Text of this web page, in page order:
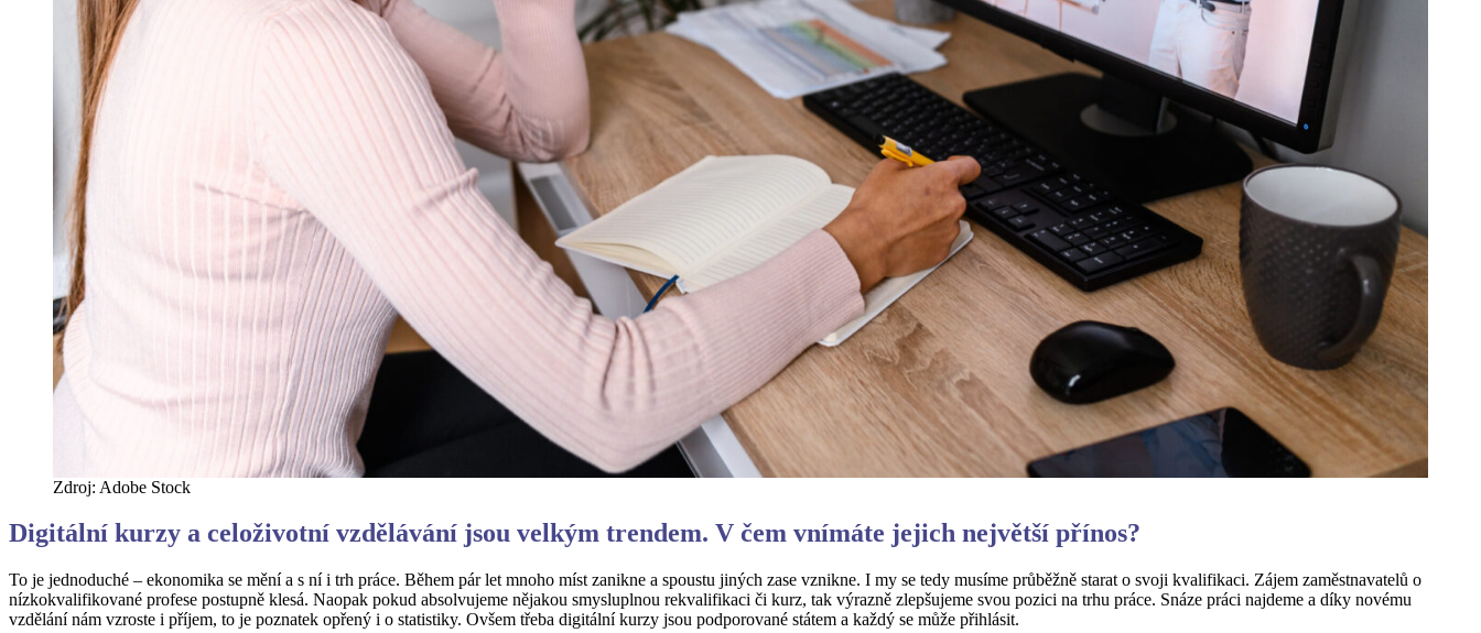
Zdroj: Adobe Stock
Digitální kurzy a celoživotní vzdělávání jsou velkým trendem. V čem vnímáte jejich největší přínos?
To je jednoduché – ekonomika se mění a s ní i trh práce. Během pár let mnoho míst zanikne a spoustu jiných zase vznikne. I my se tedy musíme průběžně starat o svoji kvalifikaci. Zájem zaměstnavatelů o
nízkokvalifikované profese postupně klesá. Naopak pokud absolvujeme nějakou smysluplnou rekvalifikaci či kurz, tak výrazně zlepšujeme svou pozici na trhu práce. Snáze práci najdeme a díky novému
vzdělání nám vzroste i příjem, to je poznatek opřený i o statistiky. Ovšem třeba digitální kurzy jsou podporované státem a každý se může přihlásit.